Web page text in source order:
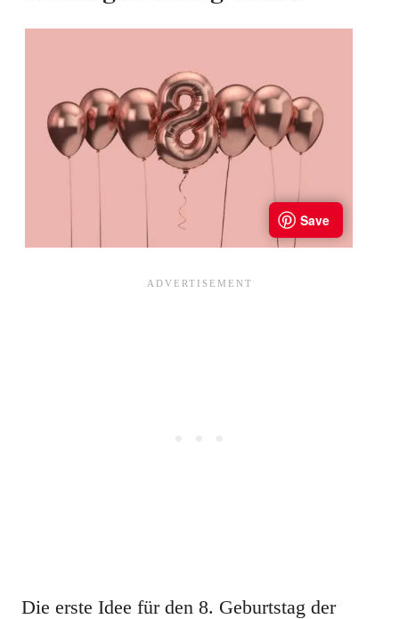
Die erste Idee für den 8. Geburtstag der